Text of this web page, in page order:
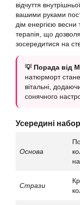
відчуття
вашими руками
дім енергією
терапія, що
зосередитися на
💡 Порада від
натюрморт
вітальні,
сонячного
Усередині
Основа
Стрази